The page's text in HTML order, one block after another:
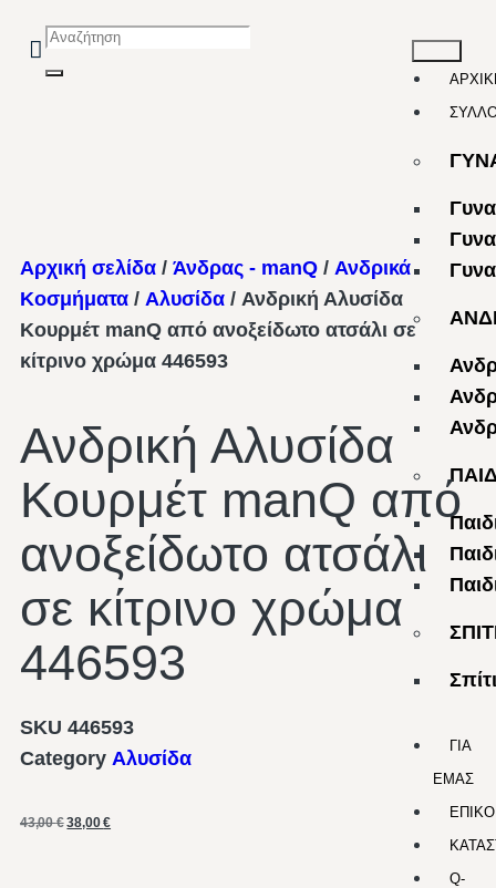
ΓΙΑ
ΕΜΑΣ
Q-
Αρχική σελίδα / Άνδρας - manQ / Ανδρικά
Κοσμήματα / Αλυσίδα / Ανδρική Αλυσίδα
Κουρμέτ manQ από ανοξείδωτο ατσάλι σε
κίτρινο χρώμα 446593
Ανδρική Αλυσίδα
Κουρμέτ manQ από
ανοξείδωτο ατσάλι
σε κίτρινο χρώμα
446593
SKU 446593
Category Αλυσίδα
43,00€ 38,00€